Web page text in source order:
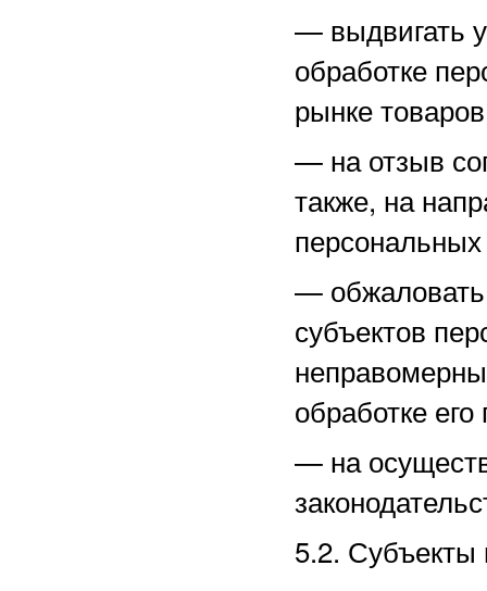
— выдвигать
обработке
рынке
— на отзыв
также, на
—
субъектов
обработке
— на
5.2.